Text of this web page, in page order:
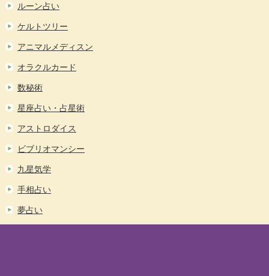
ルーン占い
ケルトツリー
アニマルメディスン
オラクルカード
数秘術
星座占い・占星術
アストロダイス
ビブリオマンシー
九星気学
手相占い
夢占い